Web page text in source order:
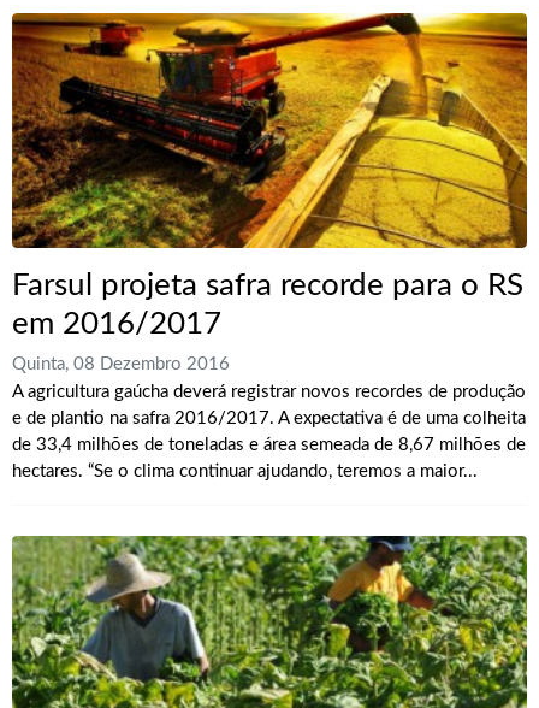
Farsul projeta safra recorde para o RS
em 2016/2017
Quinta, 08 Dezembro 2016
A agricultura gaúcha deverá registrar novos recordes de produção
e de plantio na safra 2016/2017. A expectativa é de uma colheita
de 33,4 milhões de toneladas e área semeada de 8,67 milhões de
hectares. “Se o clima continuar ajudando, teremos a maior...